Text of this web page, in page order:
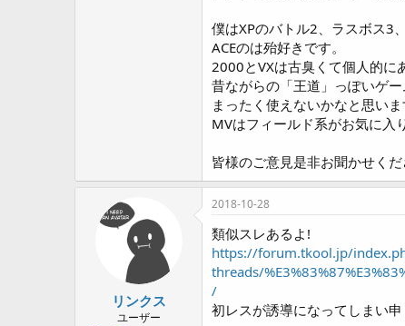
僕はXPのバトル2、ラスボス3
ACEのは殆好きです。
2000とVXは古臭くて個人的に
昔ながらの「王道」っぽいゲ
まったく使えないかなと思いま
MVはフィールド系がお気に入
皆様のご意見是非お聞かせくだ
リンクス
ユーザー
2018-10-28
類似スレあるよ!
https://forum.tkool.jp/
threads/
/
初レスが誘導になってしまい申